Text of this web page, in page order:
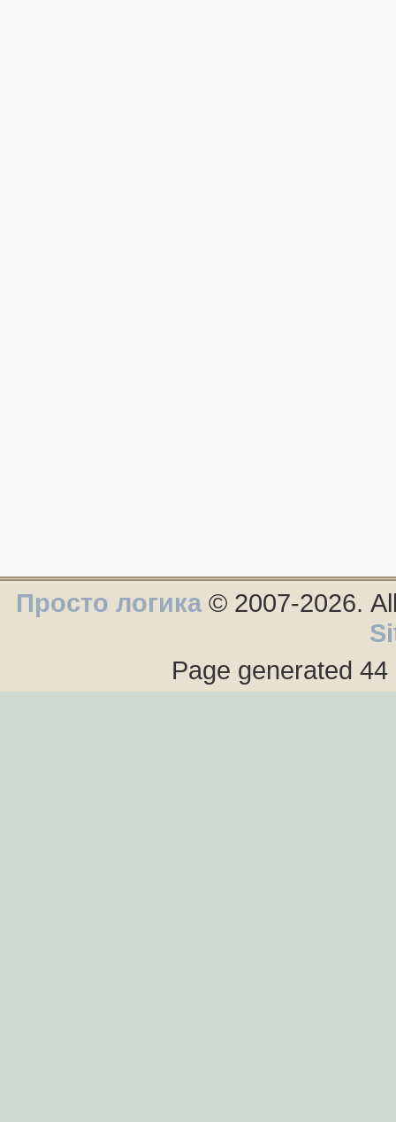
Просто логика © 2007-2026.
Page generated